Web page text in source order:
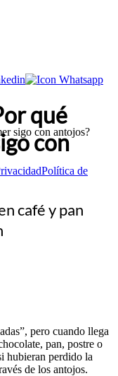
sigo con antojos?
Política de
qué
con
café y pan
pero cuando llega
pan, postre o
hubieran perdido la
de los antojos.